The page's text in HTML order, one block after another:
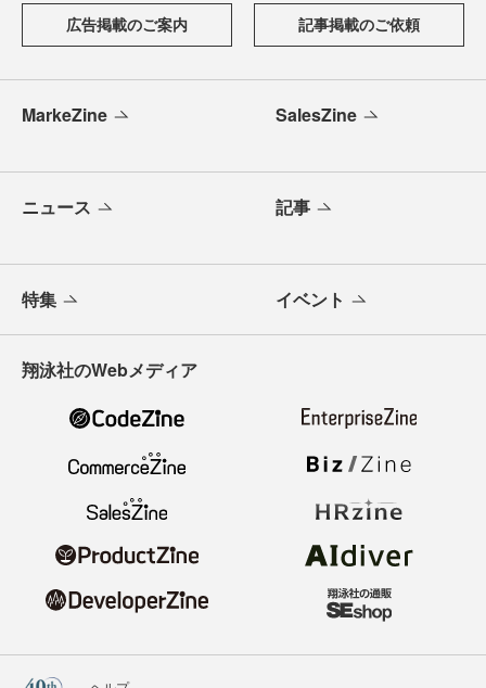
広告掲載のご案内 記事掲載のご依頼
MarkeZine SalesZine
ニュース 記事
特集 イベント
翔泳社のWebメディア